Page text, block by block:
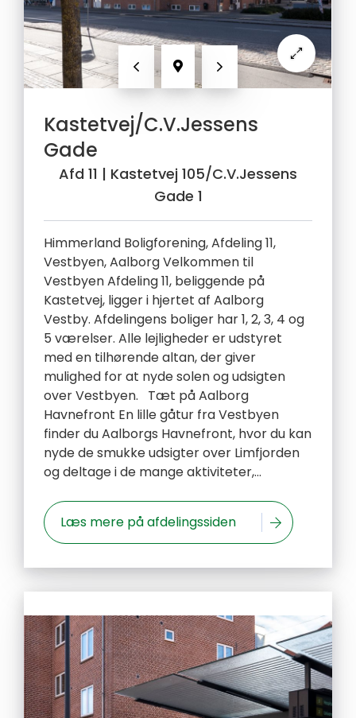
Forrige Næste
Kastetvej/C.V.Jessens
Gade
Afd 11 | Kastetvej 105/C.V.Jessens
Gade 1
Himmerland Boligforening, Afdeling 11,
Vestbyen, Aalborg Velkommen til
Vestbyen Afdeling 11, beliggende på
Kastetvej, ligger i hjertet af Aalborg
Vestby. Afdelingens boliger har 1, 2, 3, 4 og
5 værelser. Alle lejligheder er udstyret
med en tilhørende altan, der giver
mulighed for at nyde solen og udsigten
over Vestbyen. Tæt på Aalborg
Havnefront En lille gåtur fra Vestbyen
finder du Aalborgs Havnefront, hvor du kan
nyde de smukke udsigter over Limfjorden
og deltage i de mange aktiviteter,...
Læs mere på afdelingssiden